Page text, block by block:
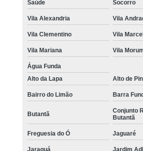
Saúde Socorro
Vila Alexandria Vila
Vila Clementino Vila
Vila Mariana Vila
Água Funda
Alto da Lapa
Alto de
Bairro do Limão Barra
Butantã
Conjunto
Butantã
Freguesia do Ó Jaguaré
Jaraguá Jardim